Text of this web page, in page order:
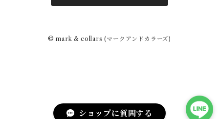
ショップに質問する
© mark & collars (マークアンドカラーズ)